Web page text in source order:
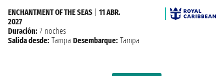
ENCHANTMENT OF THE SEAS
11 ABR.
2027
Duración: 7 noches
Salida desde: Tampa Desembarque: Tampa